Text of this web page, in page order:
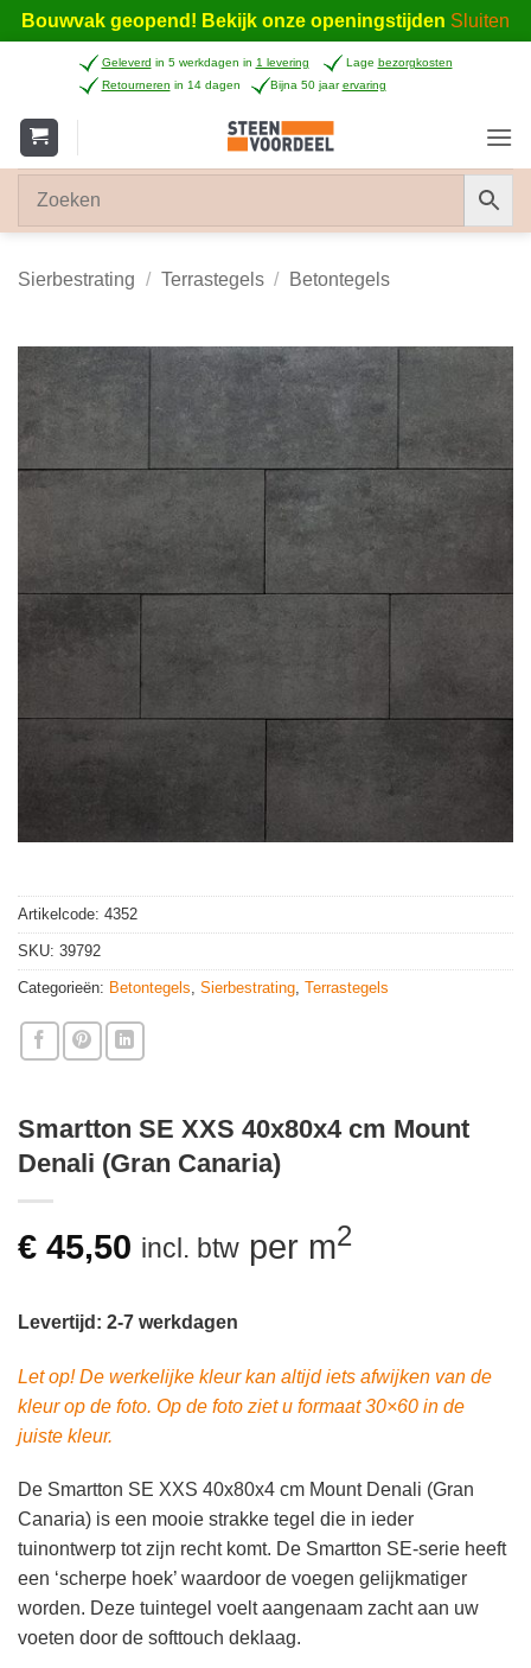
Bouwvak geopend! Bekijk onze openingstijden Sluiten
inhoud
Geleverd in 5 werkdagen in 1 levering Lage bezorgkosten
Retourneren in 14 dagen Bijna 50 jaarervaring
Sierbestrating / Terrastegels / Betontegels
Artikelcode: 4352
SKU: 39792
Categorieën: Betontegels Sierbestrating Terrastegels
Smartton SE XXS 40x80x4 cm Mount
Denali (Gran Canaria)
€ 45,50 incl. btw per m2
Levertijd: 2-7 werkdagen
Let op! De werkelijke kleur kan altijd iets afwijken van de
kleur op de foto. Op de foto ziet u formaat 30×60 in de
juiste kleur.
De Smartton SE XXS 40x80x4 cm Mount Denali (Gran
Canaria) is een mooie strakke tegel die in ieder
tuinontwerp tot zijn recht komt. De Smartton SE-serie heeft
een ‘scherpe hoek’ waardoor de voegen gelijkmatiger
worden. Deze tuintegel voelt aangenaam zacht aan uw
voeten door de softtouch deklaag.